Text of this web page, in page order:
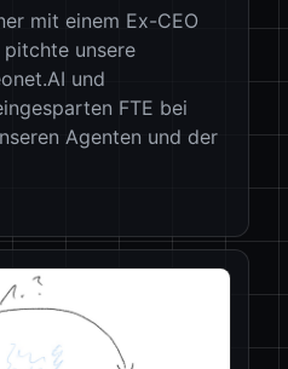
mit einem Ex-CEO
pitchte unsere
und
FTE bei
Agenten und der